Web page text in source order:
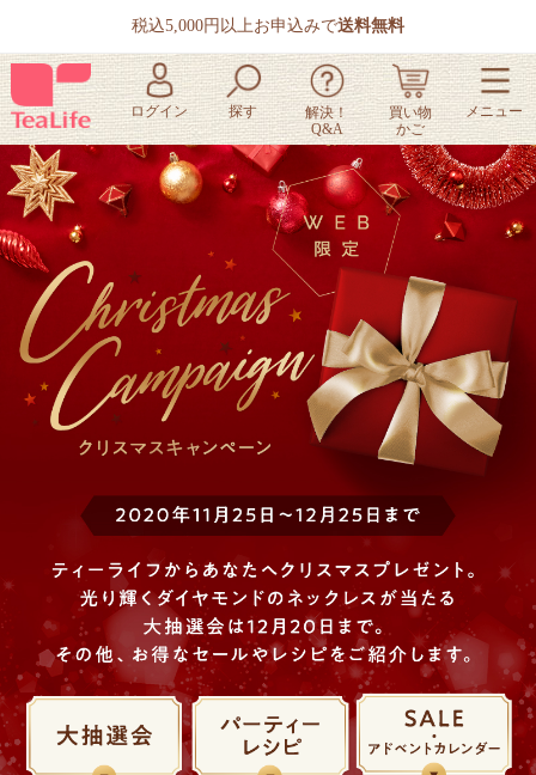
税込5,000円以上お申込みで送料無料